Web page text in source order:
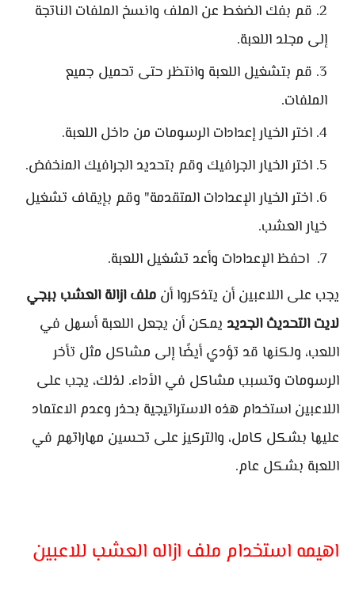
قم بفك الضغط عن الملف وانسخ الملفات الناتجة
إلى مجلد اللعبة.
قم بتشغيل اللعبة وانتظر حتى تحميل جميع
الملفات.
اختر الخيار إعدادات الرسومات من داخل اللعبة.
اختر الخيار الجرافيك وقم بتحديد الجرافيك المنخفض.
اختر الخيار الإعدادات المتقدمة" وقم بإيقاف تشغيل
خيار العشب.
احفظ الإعدادات وأعد تشغيل اللعبة.
يجب على اللاعبين أن يتذكروا أن ملف ازالة العشب ببجي
لايت التحديث الجديد يمكن أن يجعل اللعبة أسهل في
اللعب، ولكنها قد تؤدي أيضًا إلى مشاكل مثل تأخر
الرسومات وتسبب مشاكل في الأداء. لذلك، يجب على
اللاعبين استخدام هذه الاستراتيجية بحذر وعدم الاعتماد
عليها بشكل كامل، والتركيز على تحسين مهاراتهم في
اللعبة بشكل عام.
اهيمه استخدام ملف ازاله العشب للاعبين